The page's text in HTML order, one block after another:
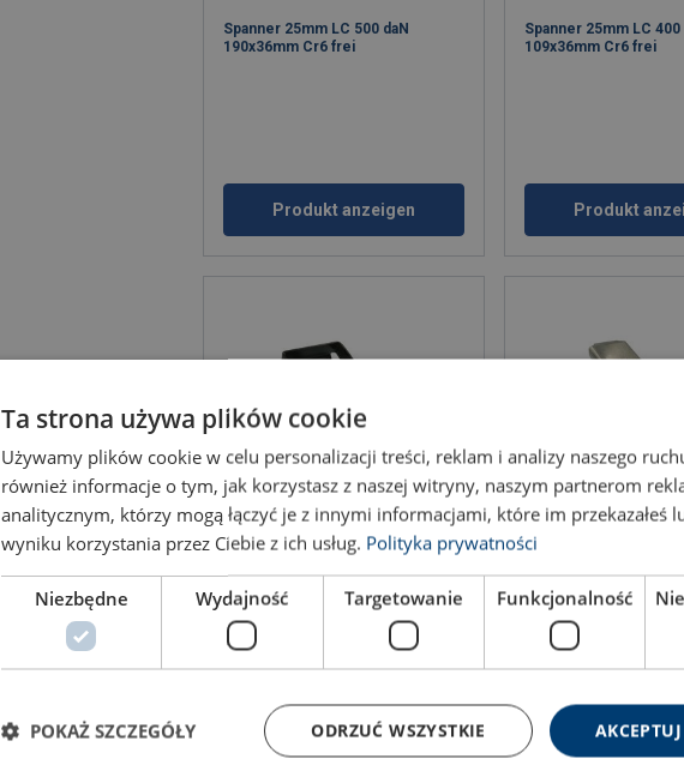
Spanner 25mm LC 500 daN
190x36mm Cr6 frei
Produkt anzeigen
Spanner 25mm LC 400
109x36mm Cr6 frei
Produkt
Spanner 25 mm schwarze Linie LC
1000 daN 121 x 60 mm
Produkt anzeigen
Spanner 25 mm AISI
daN 109 x 36 mm
Produkt
Ta strona używa plików cookie
Używamy plików cookie w celu personalizacji treści, reklam i analizy naszego
również informacje o tym, jak korzystasz z naszej witryny, naszym partnerom
analitycznym, którzy mogą łączyć je z innymi informacjami, które im przekazałeś
wyniku korzystania przez Ciebie z ich usług. Polityka prywatności
Niezbędne Wydajność Targetowanie Funkcjonalność
ODRZUĆ WSZYSTKIE
POKAŻ SZCZEGÓŁY